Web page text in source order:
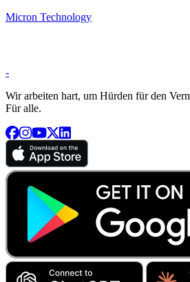
Micron Technology
-
Wir arbeiten hart, um Hürden für den
Für alle.